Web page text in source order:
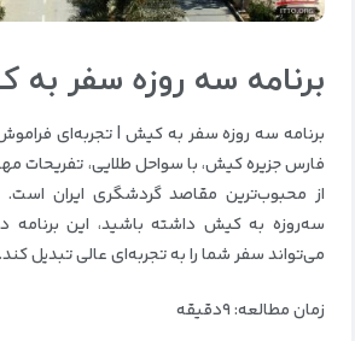
برنامه سه روزه سفر
برنامه سه روزه سفر به کیش | تجربه‌ای
فارس جزیره کیش، با سواحل طلایی، تفریحات
از محبوب‌ترین مقاصد گردشگری ایران
سه‌روزه به کیش داشته باشید، این
می‌تواند سفر شما را به تجربه‌ای عالی تبدیل
زمان مطالعه: ۹دقیقه